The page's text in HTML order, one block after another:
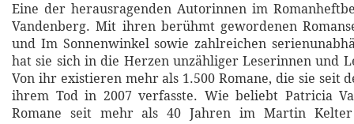
Eine der herausragenden Autorinnen im
Vandenberg. Mit ihren berühmt gewordenen
und Im Sonnenwinkel sowie zahlreichen
hat sie sich in die Herzen unzähliger Leserinnen und
Von ihr existieren mehr als 1.500 Romane, die sie seit
ihrem Tod in 2007 verfasste. Wie beliebt Patricia
Romane seit mehr als 40 Jahren im Martin